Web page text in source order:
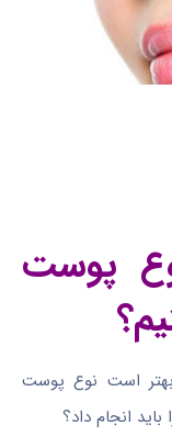
پوست
بهتر است نوع پوست
انجام داد؟